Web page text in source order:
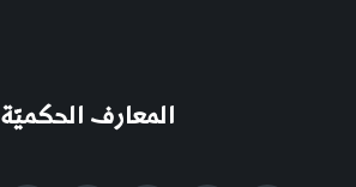
المعارف الحكميّة